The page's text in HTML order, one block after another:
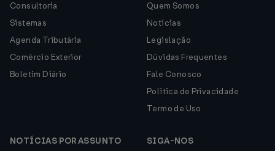
Consultoria
Sistemas
Agenda Tributária
Comércio Exterior
Boletim Diário
Quem Somos
Notícias
Legislação
Dúvidas Frequentes
Fale Conosco
Política de Privacidade
Termo de Uso
NOTÍCIAS POR ASSUNTO
SIGA-NOS